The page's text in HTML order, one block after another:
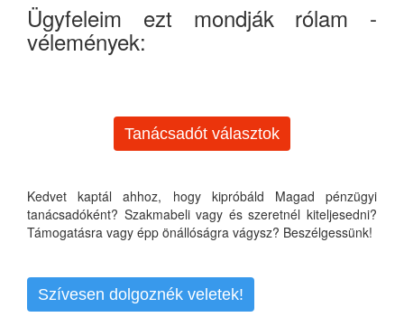
Ügyfeleim ezt mondják rólam -
vélemények:
Tanácsadót választok
Kedvet kaptál ahhoz, hogy kipróbáld Magad pénzügyi
tanácsadóként? Szakmabeli vagy és szeretnél kiteljesedni?
Támogatásra vagy épp önállóságra vágysz? Beszélgessünk!
Szívesen dolgoznék veletek!